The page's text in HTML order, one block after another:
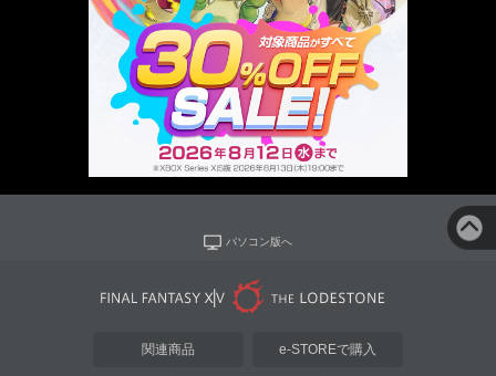
パソコン版へ
関連商品 e-STOREで購入